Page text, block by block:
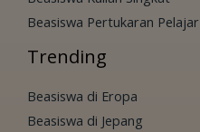
Beasiswa Pertukaran Pelajar
Trending
Beasiswa di Eropa
Beasiswa di Jepang